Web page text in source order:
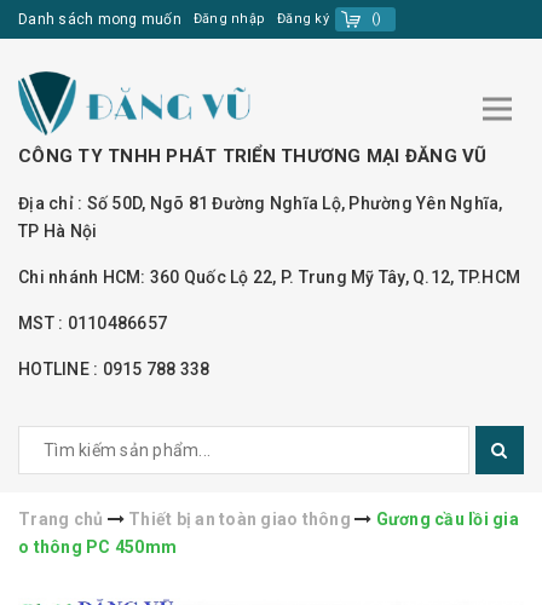
Danh sách mong muốn Đăng nhập Đăng ký ()
CÔNG TY TNHH PHÁT TRIỂN THƯƠNG MẠI ĐĂNG VŨ
Địa chỉ : Số 50D, Ngõ 81 Đường Nghĩa Lộ, Phường Yên Nghĩa,
TP Hà Nội
Chi nhánh HCM: 360 Quốc Lộ 22, P. Trung Mỹ Tây, Q.12, TP.HCM
MST : 0110486657
HOTLINE : 0915 788 338
Trang chủ Thiết bị an toàn giao thông
Gương cầu lồi gia
o thông PC 450mm